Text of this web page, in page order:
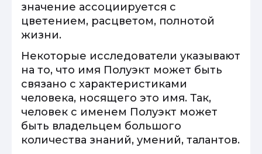
значение ассоциируется с
цветением, расцветом, полнотой
жизни.
Некоторые исследователи указывают
на то, что имя Полуэкт может быть
связано с характеристиками
человека, носящего это имя. Так,
человек с именем Полуэкт может
быть владельцем большого
количества знаний, умений, талантов.